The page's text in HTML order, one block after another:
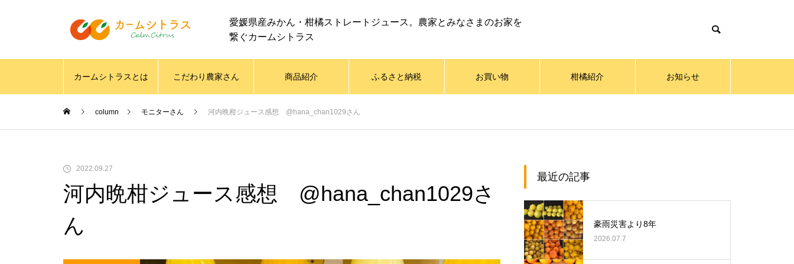
愛媛県産みかん・柑橘ストレートジュース。農家とみなさまのお家を
繋ぐカームシトラス
カームシトラスとは こだわり農家さん 商品紹介 ふるさと納税 お買い物 柑橘紹介 お知らせ
column モニターさん 河内晩柑ジュース感想 @hana_chan1029さん
2022.09.27
河内晩柑ジュース感想 @hana_chan1029さ
ん
最近の記事
豪雨災害より8年
2026.07.7